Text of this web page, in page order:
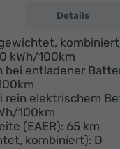
Details
kWh/100km
entladener
rein elektrischem
100km
(EAER): 65 km
kombiniert): D